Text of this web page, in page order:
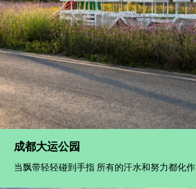
成都环城绿道
它是一条优美的圆环 为骑行者铺展的梦想之路